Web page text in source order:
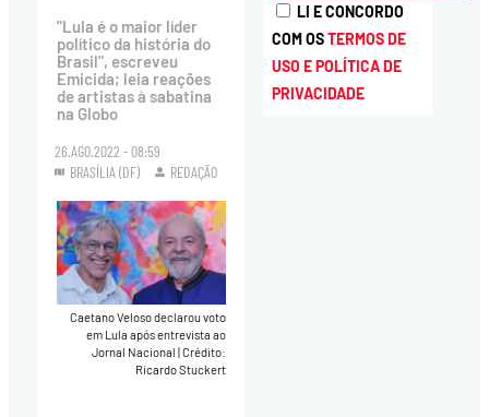
"Lula é o maior líder
político da história do
Brasil", escreveu
Emicida; leia reações
de artistas à sabatina
na Globo
26.AGO.2022 - 08:59
BRASÍLIA (DF)
REDAÇÃO
Caetano Veloso declarou voto
em Lula após entrevista ao
Jornal Nacional Crédito:
Ricardo Stuckert
LI E CONCORDO
COM OSTERMOS DE
USO E POLÍTICA DE
PRIVACIDADE